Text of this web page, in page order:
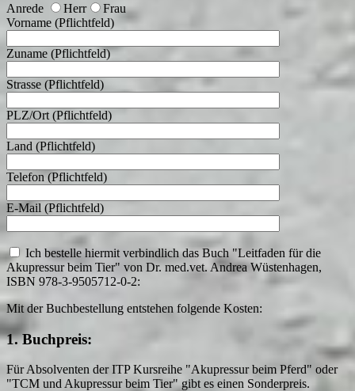
Anrede Herr
Frau
Vorname (Pflichtfeld)
Zuname (Pflichtfeld)
Strasse (Pflichtfeld)
PLZ/Ort (Pflichtfeld)
Land (Pflichtfeld)
Telefon (Pflichtfeld)
E-Mail (Pflichtfeld)
Ich bestelle hiermit verbindlich das Buch "Leitfaden für die
Akupressur beim Tier" von Dr. med.vet. Andrea Wüstenhagen,
ISBN 978-3-9505712-0-2:
Mit der Buchbestellung entstehen folgende Kosten:
1. Buchpreis:
Für Absolventen der ITP Kursreihe "Akupressur beim Pferd" oder
"TCM und Akupressur beim Tier" gibt es einen Sonderpreis.